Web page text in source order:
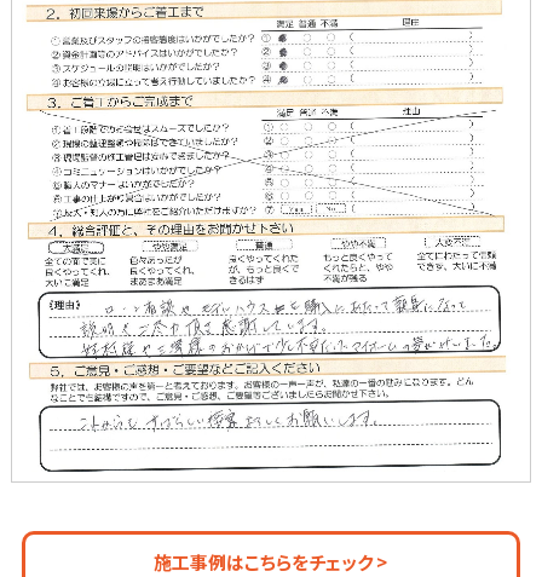
施工事例はこちらをチェック >